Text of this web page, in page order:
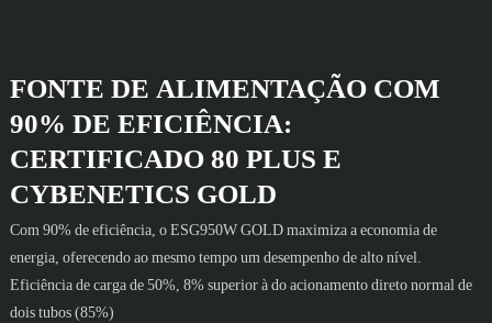
FONTE DE ALIMENTAÇÃO COM
90% DE EFICIÊNCIA:
CERTIFICADO 80 PLUS E
CYBENETICS GOLD
Com 90% de eficiência, o ESG950W GOLD maximiza a economia de
energia, oferecendo ao mesmo tempo um desempenho de alto nível.
Eficiência de carga de 50%, 8% superior à do acionamento direto normal de
dois tubos (85%)